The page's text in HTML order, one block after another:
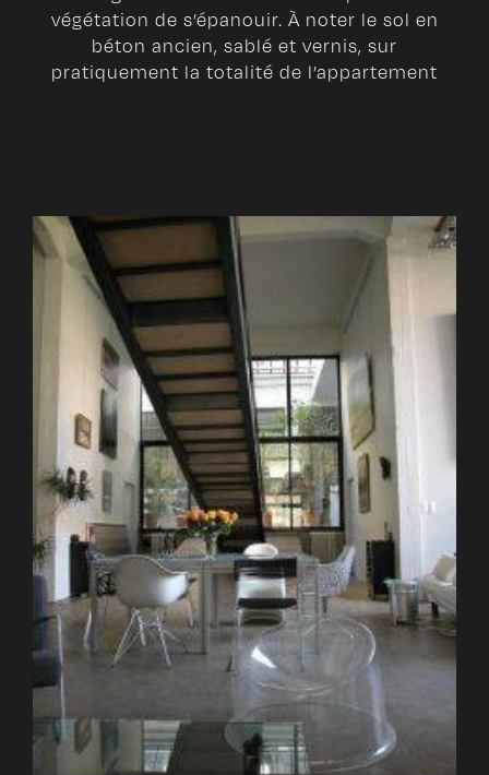
végétation de s’épanouir. À noter le sol en
béton ancien, sablé et vernis, sur
pratiquement la totalité de l’appartement